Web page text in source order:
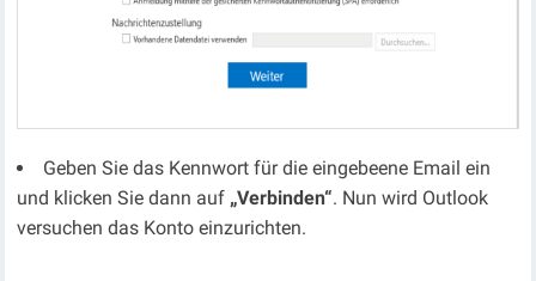
Geben Sie das Kennwort für die eingebeene Email ein
und klicken Sie dann auf „Verbinden“. Nun wird Outlook
versuchen das Konto einzurichten.